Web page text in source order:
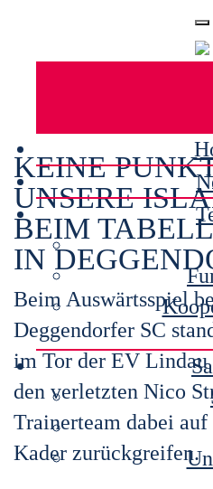
KEINE
UNSERE
BEIM
IN
Beim Auswärtsspiel
Deggendorfer SC
im Tor der EV Lindau
den verletzten Nico
Trainerteam dabei
Kader zurückgreifen.